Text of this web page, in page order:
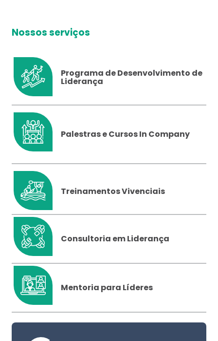
Nossos serviços
Programa de Desenvolvimento de
Liderança
Palestras e Cursos In Company
Treinamentos Vivenciais
Consultoria em Liderança
Mentoria para Líderes